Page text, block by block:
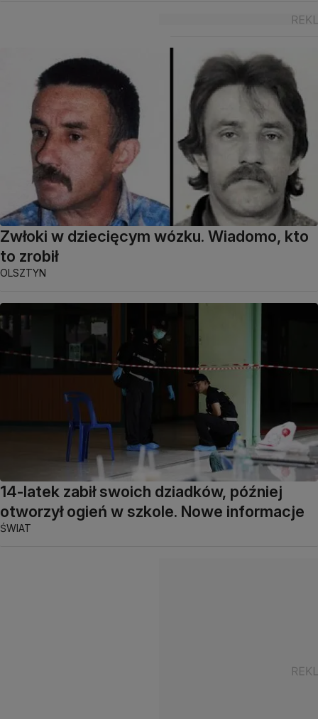
Zwłoki w dziecięcym wózku. Wiadomo, kto
to zrobił
OLSZTYN
14-latek zabił swoich dziadków, później
otworzył ogień w szkole. Nowe informacje
ŚWIAT